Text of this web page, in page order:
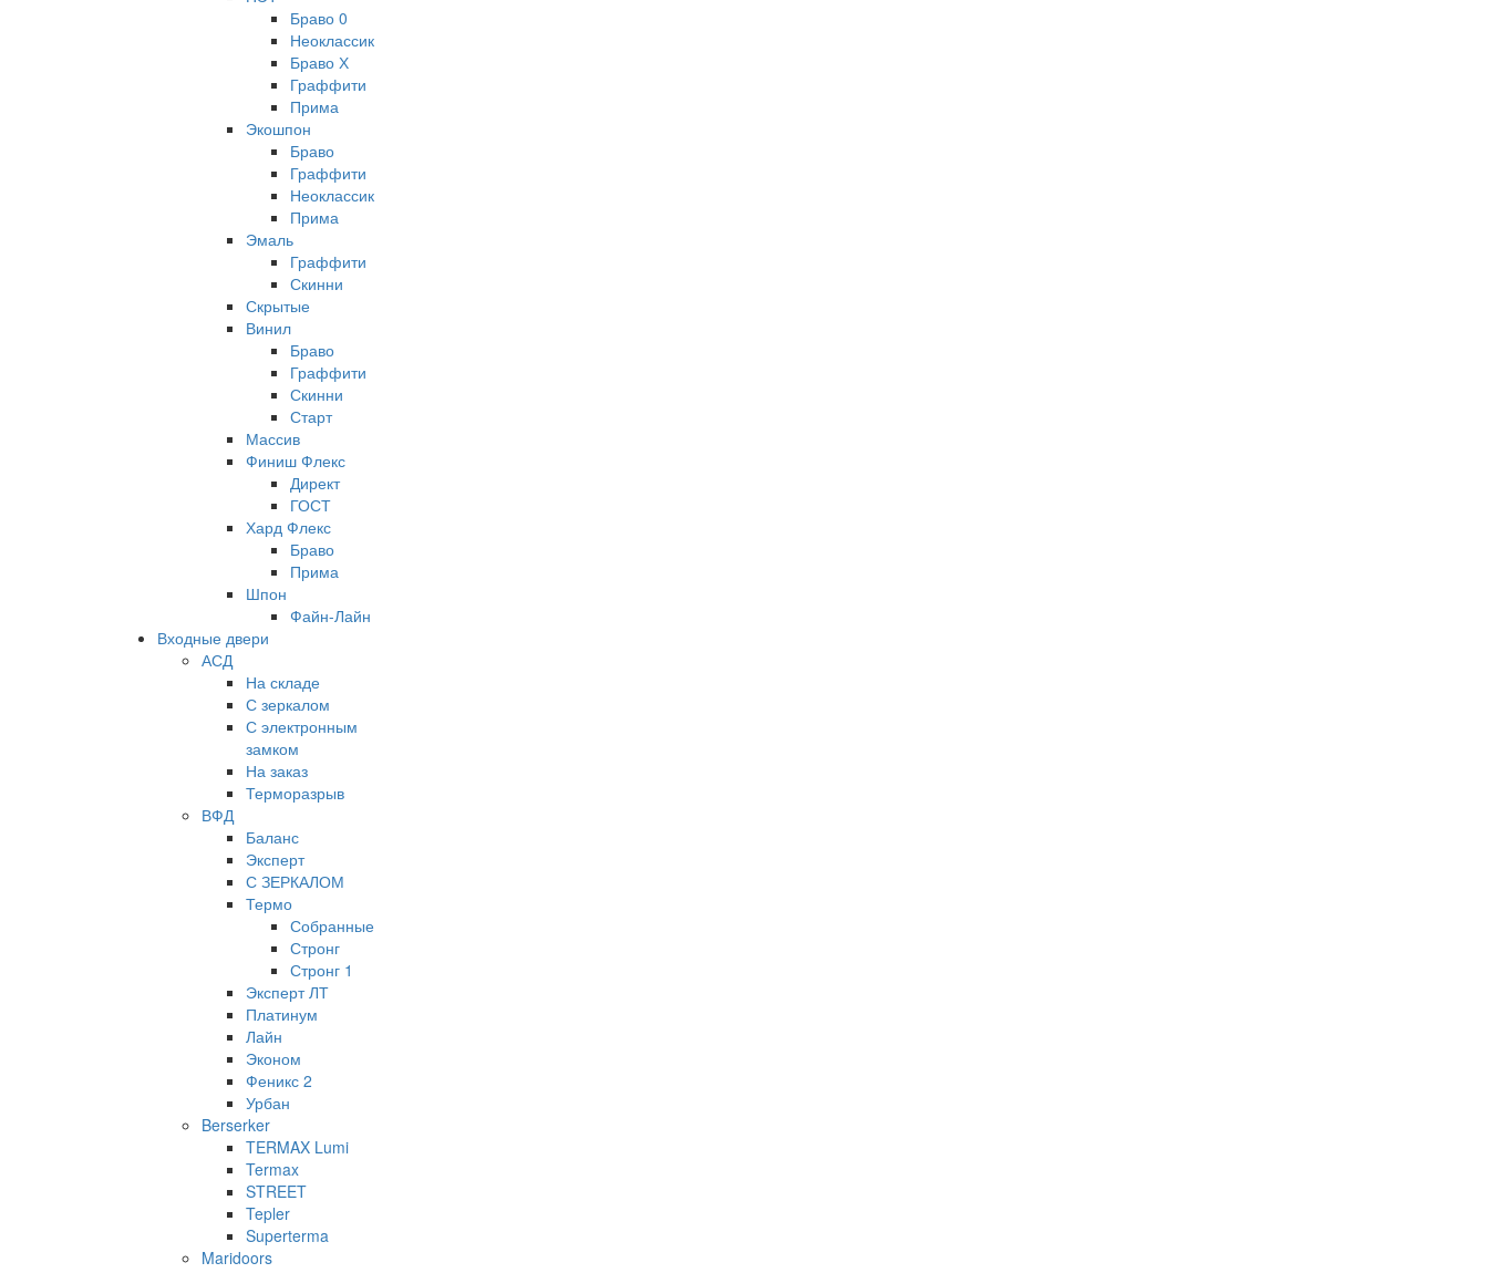
Браво 0
Неоклассик
Браво Х
Граффити
Прима
Экошпон
Браво
Граффити
Неоклассик
Прима
Эмаль
Граффити
Скинни
Скрытые
Винил
Браво
Граффити
Скинни
Старт
Массив
Финиш Флекс
Директ
ГОСТ
Хард Флекс
Браво
Прима
Шпон
Файн-Лайн
Входные двери
АСД
На складе
С зеркалом
С электронным
замком
На заказ
Терморазрыв
ВФД
Баланс
Эксперт
С ЗЕРКАЛОМ
Термо
Собранные
Стронг
Стронг 1
Эксперт ЛТ
Платинум
Лайн
Эконом
Феникс 2
Урбан
Berserker
TERMAX Lumi
Termax
STREET
Tepler
Superterma
Maridoors